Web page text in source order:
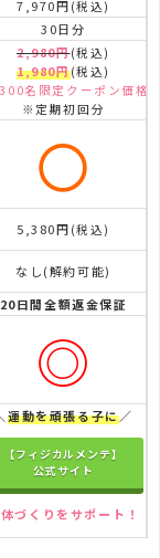
7,970円 (税込)
30日分
2,980円(税込)
1,980円(税込)
名限定クーポン価格
※定期初回分
〇
5,380円 (税込)
なし(解約可能)
20日間全額返金保証
◎
運動を頑張る子に／
【フィジカルメンテ】
公式サイト
づくりをサポート！